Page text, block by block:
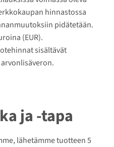
hinnastossa
pidätetään.
(EUR).
sisältävät
ja -tapa
lähetämme tuotteen 5